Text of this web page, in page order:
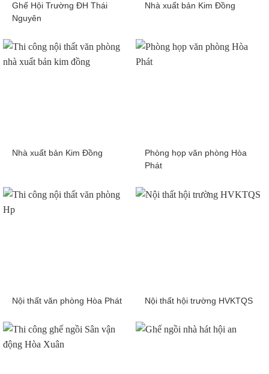
Ghế Hội Trường ĐH Thái
Nguyên
Nhà xuất bản Kim Đồng
Nhà xuất bản Kim Đồng
Phòng họp văn phòng Hòa
Phát
Nội thất văn phòng Hòa Phát Nội thất hội trường HVKTQS